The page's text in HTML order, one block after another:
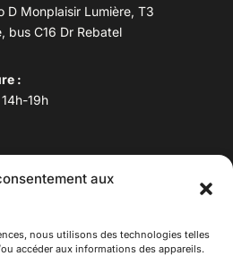
aux
nous utilisons des technologies telles
accéder aux informations des appareils.
D Monplaisir Lumière, T3
bus C16 Dr Rebatel
:
19h
06 40